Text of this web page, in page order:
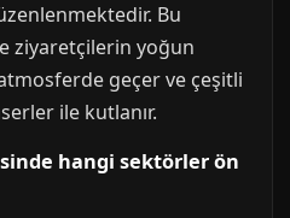
Bu
ziyaretçilerin yoğun
geçer ve çeşitli
ile kutlanır.
hangi sektörler ön